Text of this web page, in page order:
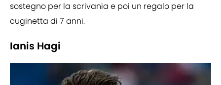
sostegno per la scrivania e poi un regalo per la
cuginetta di 7 anni.
Ianis Hagi